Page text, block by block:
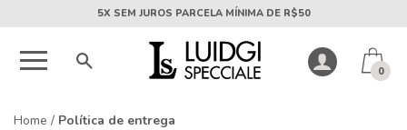
5X SEM JUROS PARCELA MÍNIMA DE R$50
0
Home / Política de entrega